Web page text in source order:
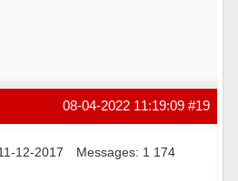
#19
08-04-2022 11:19:09
12-2017 Messages: 1 174